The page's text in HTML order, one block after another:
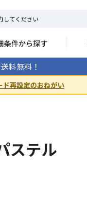
条件から探す
料無料！
再設定のおねがい
ステル